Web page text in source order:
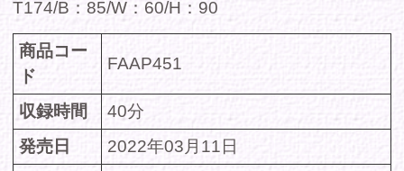
価格(税
定価 980円
DMMで購入
360chで購入